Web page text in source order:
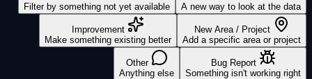
A new way to look at the data
Filter by something not yet available
New Area / Project
Add a specific area or project
Improvement
Make something existing better
Bug Report
Something isn't working right
Other
Anything else